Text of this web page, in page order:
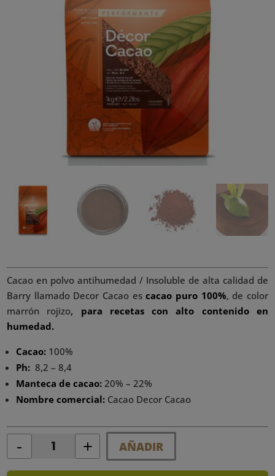
Cacao en polvo antihumedad / Insoluble de alta calidad de
Barry llamado Decor Cacao escacao puro 100%, de color
marrón rojizo, para recetas con alto contenido en
humedad.
Cacao: 100%
Ph: 8,2 – 8,4
Manteca de cacao: 20% – 22%
Nombre comercial: Cacao Decor Cacao
Quantity
- + AÑADIR